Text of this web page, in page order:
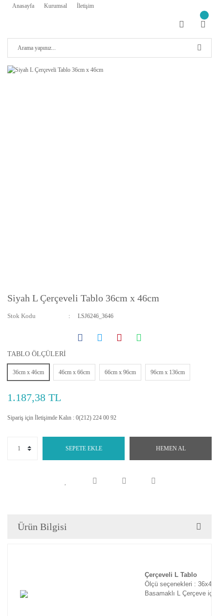
Anasayfa Kurumsal İletişim
Siyah L Çerçeveli Tablo 36cm x 46cm
Stok Kodu LSJ6246_3646
TABLO ÖLÇÜLERİ
36cm x 46cm 46cm x 66cm 66cm x 96cm 96cm x 136cm
1.187,38 TL
Sipariş için İletişimde Kalın : 0(212) 224 00 92
SEPETE EKLE HEMEN AL
Ürün Bilgisi
Çerçeveli L Tablo
Ölçü seçenekleri :
Basamaklı L Çerçeve